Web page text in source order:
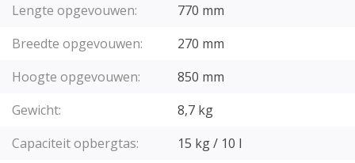
Lengte opgevouwen:
770 mm
Breedte opgevouwen:
270 mm
Hoogte opgevouwen:
850 mm
Gewicht:
8,7 kg
Capaciteit opbergtas:
15 kg / 10 l